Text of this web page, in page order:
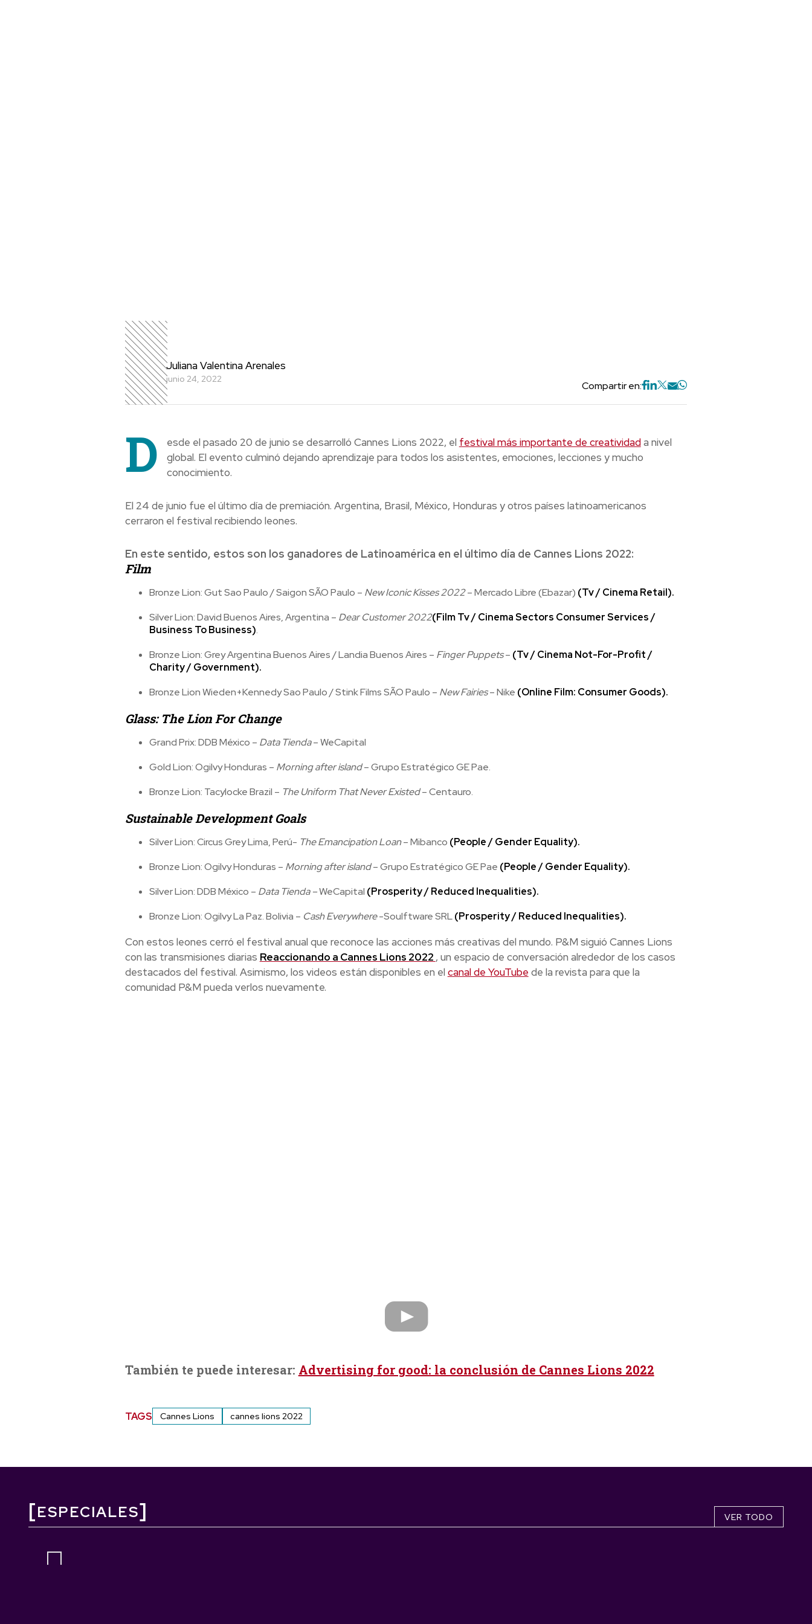
Juliana Valentina Arenales
junio 24, 2022
Compartir en:
D esde el pasado 20 de junio se desarrolló Cannes Lions 2022, el festival más importante de creatividada nivel
global. El evento culminó dejando aprendizaje para todos los asistentes, emociones, lecciones y mucho
conocimiento.
El 24 de junio fue el último día de premiación. Argentina, Brasil, México, Honduras y otros países latinoamericanos
cerraron el festival recibiendo leones.
En este sentido, estos son los ganadores de Latinoamérica en el último día de Cannes Lions 2022:
Film
Bronze Lion: Gut Sao Paulo / Saigon SÃO Paulo – New Iconic Kisses 2022– Mercado Libre (Ebazar) (Tv / Cinema Retail).
Silver Lion: David Buenos Aires, Argentina – Dear Customer 2022(Film Tv / Cinema Sectors Consumer Services /
Business To Business).
Bronze Lion: Grey Argentina Buenos Aires / Landia Buenos Aires – Finger Puppets– (Tv / Cinema Not-For-Profit /
Charity / Government).
Bronze Lion Wieden+Kennedy Sao Paulo / Stink Films SÃO Paulo – New Fairies– Nike (Online Film: Consumer Goods).
Glass: The Lion For Change
Grand Prix: DDB México – Data Tienda– WeCapital
Gold Lion: Ogilvy Honduras – Morning after island– Grupo Estratégico GE Pae.
Bronze Lion: Tacylocke Brazil – The Uniform That Never Existed– Centauro.
Sustainable Development Goals
Silver Lion: Circus Grey Lima, Perú- The Emancipation Loan– Mibanco (People / Gender Equality).
Bronze Lion: Ogilvy Honduras – Morning after island– Grupo Estratégico GE Pae (People / Gender Equality).
Silver Lion: DDB México – Data Tienda –WeCapital (Prosperity / Reduced Inequalities).
Bronze Lion: Ogilvy La Paz. Bolivia – Cash Everywhere-Soulftware SRL(Prosperity / Reduced Inequalities).
Con estos leones cerró el festival anual que reconoce las acciones más creativas del mundo. P&M siguió Cannes Lions
con las transmisiones diarias Reaccionando a Cannes Lions 2022 , un espacio de conversación alrededor de los casos
destacados del festival. Asimismo, los videos están disponibles en el canal de YouTube de la revista para que la
comunidad P&M pueda verlos nuevamente.
También te puede interesar: Advertising for good: la conclusión de Cannes Lions 2022
TAGS Cannes Lions cannes lions 2022
ESPECIALES VER TODO